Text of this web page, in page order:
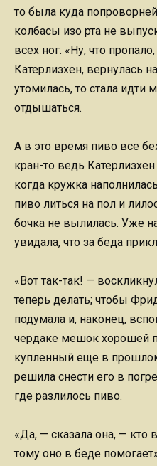
то была куда
колбасы изо рта не
всех ног. «Ну, что
Катерлизхен, вернулась
утомилась, то стала идти
отдышаться.
А в это время пиво все
кран-то ведь
когда кружка
пиво литься на пол и
бочка не вылилась. Уже
увидала, что за беда
«Вот так-так! —
теперь делать; чтобы
подумала и, наконец,
чердаке мешок хорошей
купленный еще в
решила снести его в
где разлилось пиво.
«Да, — сказала она, — кто
тому оно в беде